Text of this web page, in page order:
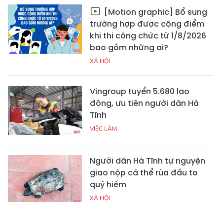
[Motion graphic] Bổ sung
trường hợp được cộng điểm
khi thi công chức từ 1/8/2026
bao gồm những ai?
XÃ HỘI
Vingroup tuyển 5.680 lao
động, ưu tiên người dân Hà
Tĩnh
VIỆC LÀM
Người dân Hà Tĩnh tự nguyện
giao nộp cá thể rùa đầu to
quý hiếm
XÃ HỘI